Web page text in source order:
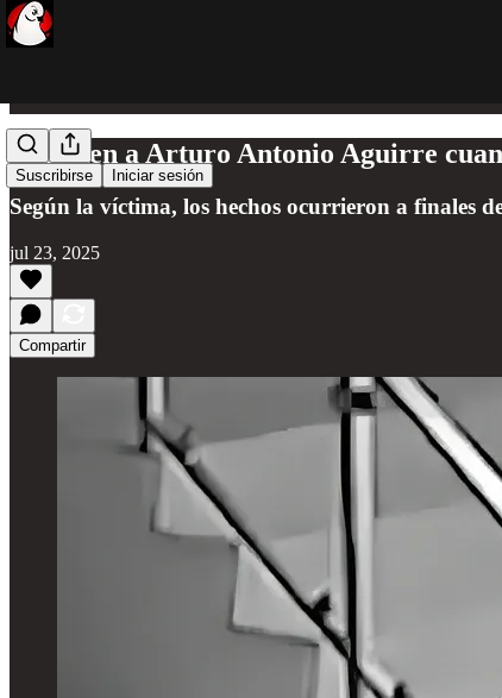
Suscribirse Iniciar sesión
Detienen a Arturo Antonio Aguirre
Según la víctima, los hechos ocurrieron a finales
jul 23, 2025
Compartir